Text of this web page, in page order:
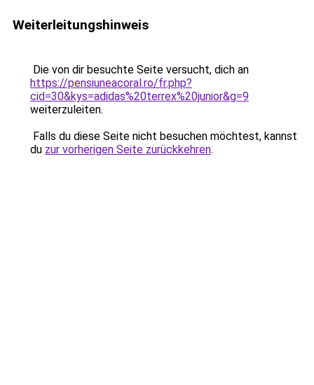
Weiterleitungshinweis
Die von dir besuchte Seite versucht, dich an
https://pensiuneacoral.ro/fr.php?
cid=30&kys=adidas%20terrex%20junior&g=9
weiterzuleiten.
Falls du diese Seite nicht besuchen möchtest, kannst
du zur vorherigen Seite zurückkehren.